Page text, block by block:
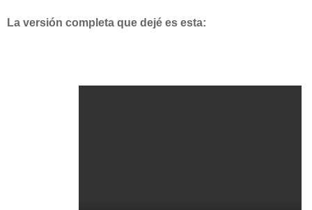
La versión completa que dejé es esta: